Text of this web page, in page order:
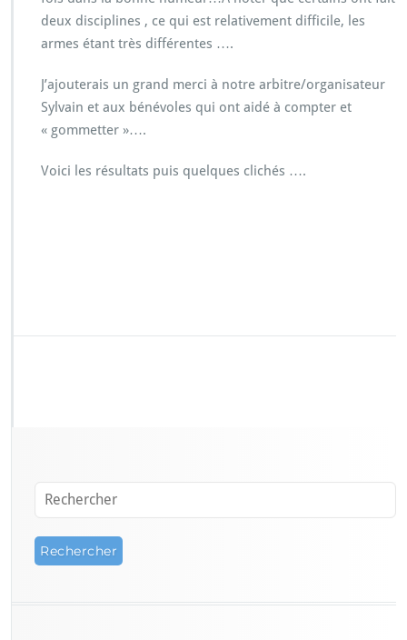
deux disciplines , ce qui est relativement difficile, les
armes étant très différentes ….
J’ajouterais un grand merci à notre arbitre/organisateur
Sylvain et aux bénévoles qui ont aidé à compter et
« gommetter »….
Voici les résultats puis quelques clichés ….